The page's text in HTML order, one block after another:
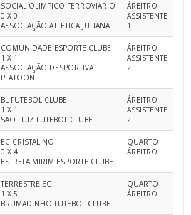
SOCIAL OLIMPICO FERROVIARIO
0 X 0
ASSOCIAÇÃO ATLÉTICA JULIANA
ÁRBITRO
ASSISTENTE
1
COMUNIDADE ESPORTE CLUBE
1 X 1
ASSOCIAÇÃO DESPORTIVA
PLATOON
ÁRBITRO
ASSISTENTE
2
BL FUTEBOL CLUBE
1 X 1
SAO LUIZ FUTEBOL CLUBE
ÁRBITRO
ASSISTENTE
2
EC CRISTALINO
0 X 4
ESTRELA MIRIM ESPORTE CLUBE
QUARTO
ÁRBITRO
TERRESTRE EC
1 X 5
BRUMADINHO FUTEBOL CLUBE
QUARTO
ÁRBITRO